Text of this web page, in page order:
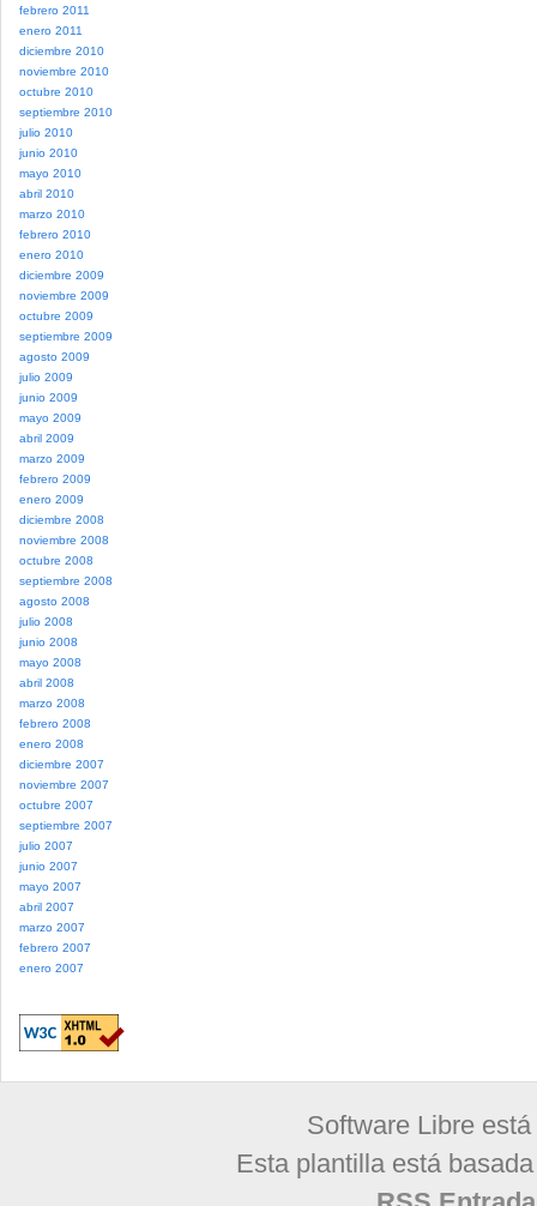
febrero 2011
enero 2011
diciembre 2010
noviembre 2010
octubre 2010
septiembre 2010
julio 2010
junio 2010
mayo 2010
abril 2010
marzo 2010
febrero 2010
enero 2010
diciembre 2009
noviembre 2009
octubre 2009
septiembre 2009
agosto 2009
julio 2009
junio 2009
mayo 2009
abril 2009
marzo 2009
febrero 2009
enero 2009
diciembre 2008
noviembre 2008
octubre 2008
septiembre 2008
agosto 2008
julio 2008
junio 2008
mayo 2008
abril 2008
marzo 2008
febrero 2008
enero 2008
diciembre 2007
noviembre 2007
octubre 2007
septiembre 2007
julio 2007
junio 2007
mayo 2007
abril 2007
marzo 2007
febrero 2007
enero 2007
Software Libre
Esta plantilla está